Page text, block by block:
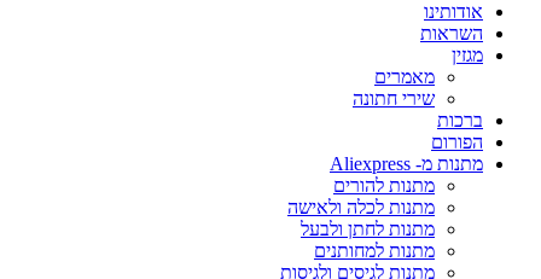
אודותינו
השראות
מגזין
מאמרים
שירי חתונה
ברכות
הפורום
מתנות מ- Aliexpress
מתנות להורים
מתנות לכלה ולאישה
מתנות לחתן ולבעל
מתנות למחותנים
מתנות לגיסים ולגיסות